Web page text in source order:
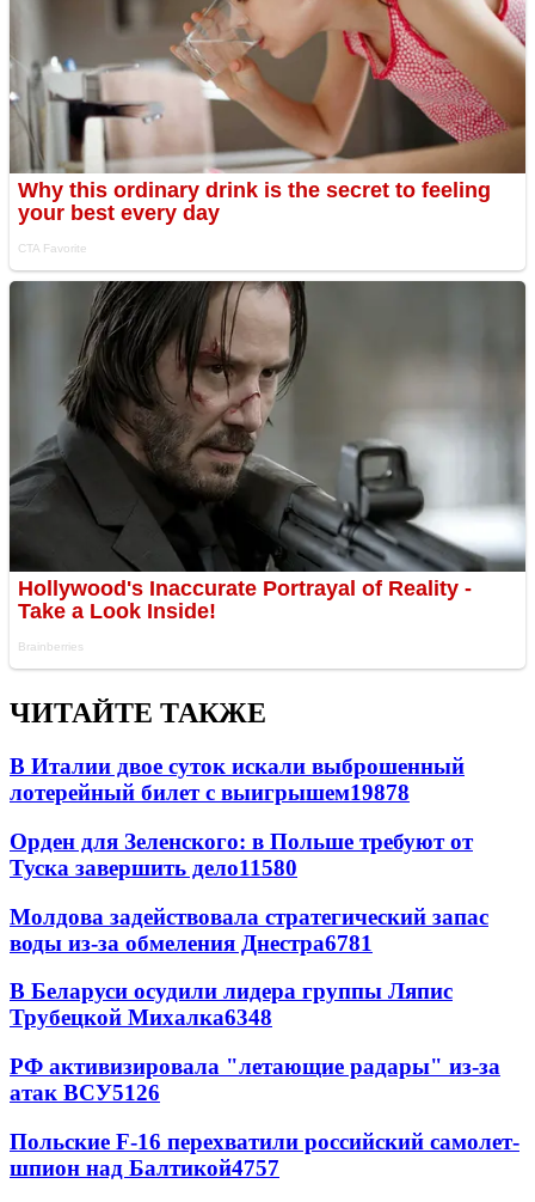
ЧИТАЙТЕ ТАКЖЕ
В Италии двое суток искали выброшенный
лотерейный билет с выигрышем19878
Орден для Зеленского: в Польше требуют от
Туска завершить дело11580
Молдова задействовала стратегический запас
воды из-за обмеления Днестра6781
В Беларуси осудили лидера группы Ляпис
Трубецкой Михалка6348
РФ активизировала "летающие радары" из-за
атак ВСУ5126
Польские F-16 перехватили российский самолет-
шпион над Балтикой4757